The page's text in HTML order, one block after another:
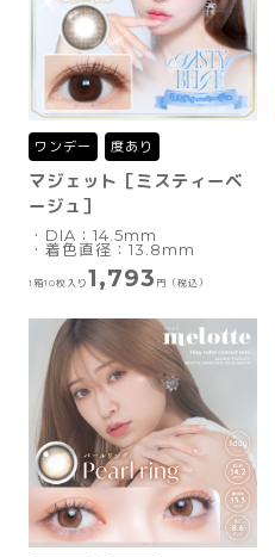
ワンデー 度あり
マジェット［ミスティーベ
ージュ］
・DIA：14.5mm
・着色直径：13.8mm
1箱10枚入り 1,793 円（税込）